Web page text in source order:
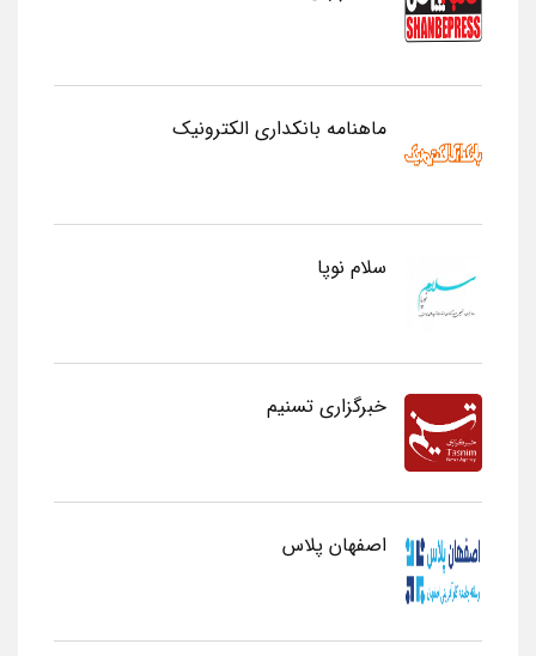
ماهنامه بانکداری الکترونیک
سلام نوپا
خبرگزاری تسنیم
اصفهان پلاس